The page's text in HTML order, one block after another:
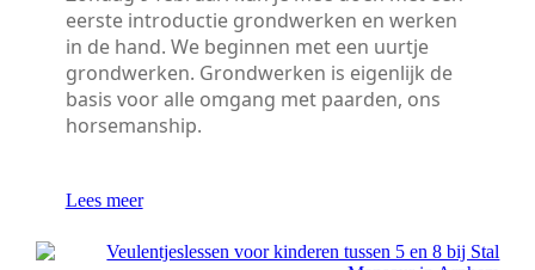
eerste introductie grondwerken en werken
in de hand. We beginnen met een uurtje
grondwerken. Grondwerken is eigenlijk de
basis voor alle omgang met paarden, ons
horsemanship.
Lees meer